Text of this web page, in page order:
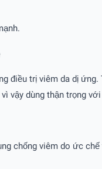
điều trị viêm da dị
vậy dùng thận trọng
chống viêm do ức